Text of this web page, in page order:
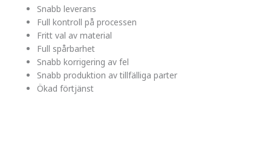
Snabb leverans
Full kontroll på processen
Fritt val av material
Full spårbarhet
Snabb korrigering av fel
Snabb produktion av tillfälliga parter
Ökad förtjänst